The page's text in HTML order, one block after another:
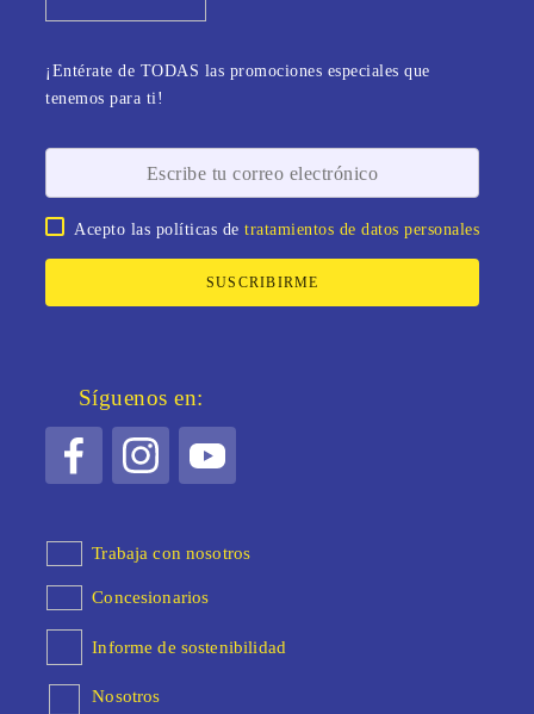
¡Entérate de TODAS las promociones especiales que
tenemos para ti!
Acepto las políticas detratamientos de datos personales
SUSCRIBIRME
Síguenos en:
Trabaja con nosotros
Concesionarios
Informe de sostenibilidad
Nosotros